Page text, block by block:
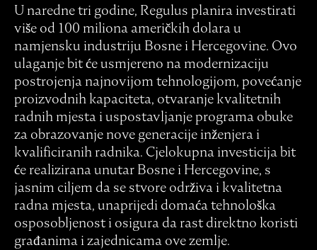
U naredne tri godine, Regulus planira investirati
više od 100 miliona američkih dolara u
namjensku industriju Bosne i Hercegovine. Ovo
ulaganje bit će usmjereno na modernizaciju
postrojenja najnovijom tehnologijom, povećanje
proizvodnih kapaciteta, otvaranje kvalitetnih
radnih mjesta i uspostavljanje programa obuke
za obrazovanje nove generacije inženjera i
kvalificiranih radnika. Cjelokupna investicija bit
će realizirana unutar Bosne i Hercegovine, s
jasnim ciljem da se stvore održiva i kvalitetna
radna mjesta, unaprijedi domaća tehnološka
osposobljenost i osigura da rast direktno koristi
građanima i zajednicama ove zemlje.